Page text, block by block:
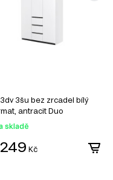
3šu bez zrcadel bílý
antracit Duo
skladě
Kč